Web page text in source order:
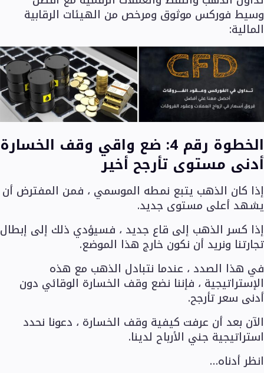
وسيط فوركس موثوق ومرخص من الهيئات الرقابية
المالية:
الخطوة رقم 4: ضع واقي وقف الخسارة
أدنى مستوى تأرجح أخير
إذا كان الذهب يتبع نمطه الموسمي ، فمن المفترض أن
يشهد أعلى مستوى جديد.
إذا كسر الذهب إلى قاع جديد ، فسيؤدي ذلك إلى إبطال
تجارتنا ونريد أن نكون خارج هذا الموضع.
في هذا الصدد ، عندما نتبادل الذهب مع هذه
الإستراتيجية ، فإننا نضع وقف الخسارة الوقائي دون
أدنى سعر تأرجح.
الآن بعد أن عرفت كيفية وقف الخسارة ، دعونا نحدد
استراتيجية جني الأرباح لدينا.
انظر أدناه…